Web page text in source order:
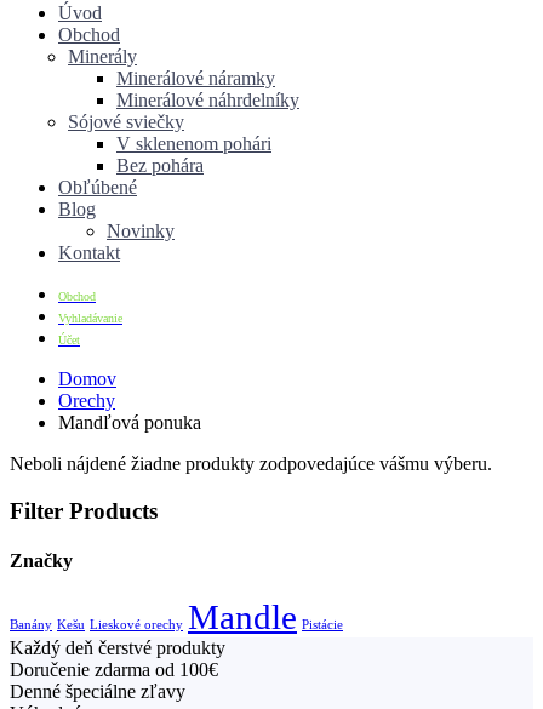
Úvod
Obchod
Minerály
Minerálové náramky
Minerálové náhrdelníky
Sójové sviečky
V sklenenom pohári
Bez pohára
Obľúbené
Blog
Novinky
Kontakt
Obchod
Vyhladávanie
Účet
Domov
Orechy
Mandľová ponuka
Neboli nájdené žiadne produkty zodpovedajúce vášmu výberu.
Filter Products
Značky
Banány Kešu Lieskové orechy Mandle Pistácie
Každý deň čerstvé produkty
Doručenie zdarma od 100€
Denné špeciálne zľavy